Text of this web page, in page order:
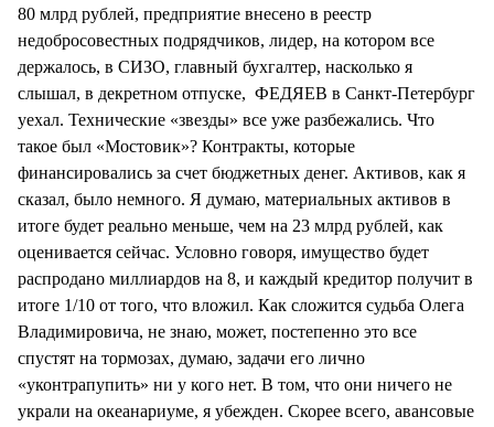
80 млрд рублей, предприятие внесено в реестр
недобросовестных подрядчиков, лидер, на котором все
держалось, в СИЗО, главный бухгалтер, насколько я
слышал, в декретном отпуске, ФЕДЯЕВ в Санкт-Петербург
уехал. Технические «звезды» все уже разбежались. Что
такое был «Мостовик»? Контракты, которые
финансировались за счет бюджетных денег. Активов, как я
сказал, было немного. Я думаю, материальных активов в
итоге будет реально меньше, чем на 23 млрд рублей, как
оценивается сейчас. Условно говоря, имущество будет
распродано миллиардов на 8, и каждый кредитор получит в
итоге 1/10 от того, что вложил. Как сложится судьба Олега
Владимировича, не знаю, может, постепенно это все
спустят на тормозах, думаю, задачи его лично
«уконтрапупить» ни у кого нет. В том, что они ничего не
украли на океанариуме, я убежден. Скорее всего, авансовые